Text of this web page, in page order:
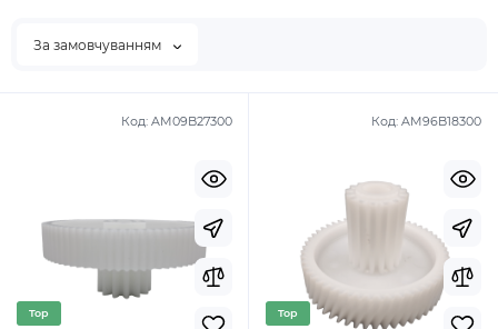
За замовчуванням
Код: AM09B27300
Top
Код: AM96B18300
Top